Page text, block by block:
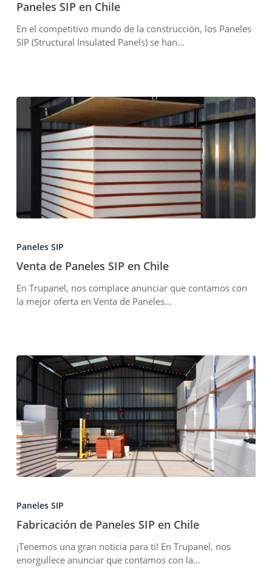
Chile
Paneles SIP en Chile
En el competitivo mundo de la construcción, los Paneles
SIP (Structural Insulated Panels) se han…
Paneles
SIP
Chile
Paneles SIP
Venta de Paneles SIP en Chile
En Trupanel, nos complace anunciar que contamos con
la mejor oferta en Venta de Paneles…
Paneles
SIP
Chile
Paneles SIP
Fabricación de Paneles SIP en Chile
¡Tenemos una gran noticia para ti! En Trupanel, nos
enorgullece anunciar que contamos con la…